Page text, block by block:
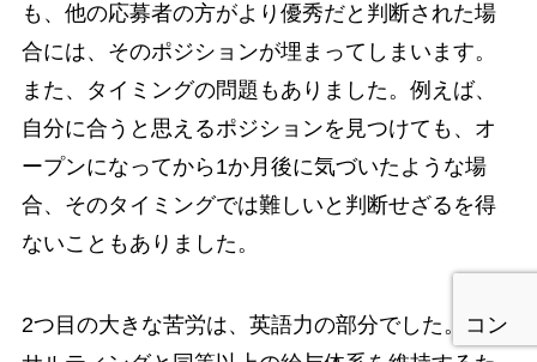
も、他の応募者の方がより優秀だと判断された場
合には、そのポジションが埋まってしまいます。
また、タイミングの問題もありました。例えば、
自分に合うと思えるポジションを見つけても、オ
ープンになってから1か月後に気づいたような場
合、そのタイミングでは難しいと判断せざるを得
ないこともありました。
2つ目の大きな苦労は、英語力の部分でした。コン